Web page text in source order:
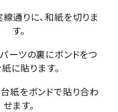
通りに、和紙を切りま
す。
ーツの裏にボンドをつ
紙に貼ります。
紙をボンドで貼り合わ
せます。